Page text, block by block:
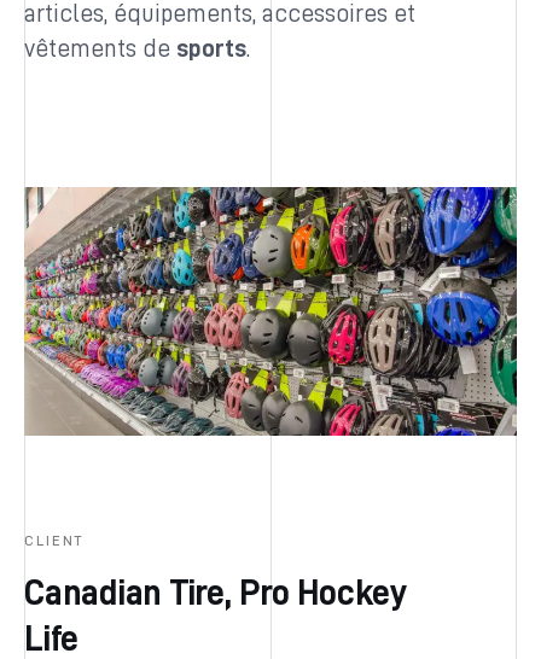
articles, équipements, accessoires et
vêtements de sports.
CLIENT
Canadian Tire, Pro Hockey
Life